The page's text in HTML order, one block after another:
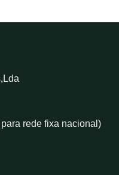
rede fixa nacional)